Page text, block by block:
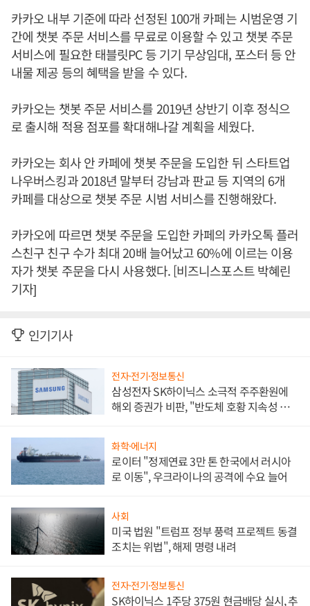
카카오 내부 기준에 따라 선정된 100개 카페는 시범운영 기
간에 챗봇 주문 서비스를 무료로 이용할 수 있고 챗봇 주문
서비스에 필요한 태블릿PC 등 기기 무상임대, 포스터 등 안
내물 제공 등의 혜택을 받을 수 있다.
카카오는 챗봇 주문 서비스를 2019년 상반기 이후 정식으
로 출시해 적용 점포를 확대해나갈 계획을 세웠다.
카카오는 회사 안 카페에 챗봇 주문을 도입한 뒤 스타트업
나우버스킹과 2018년 말부터 강남과 판교 등 지역의 6개
카페를 대상으로 챗봇 주문 시범 서비스를 진행해왔다.
카카오에 따르면 챗봇 주문을 도입한 카페의 카카오톡 플러
스친구 친구 수가 최대 20배 늘어났고 60%에 이르는 이용
자가 챗봇 주문을 다시 사용했다. [비즈니스포스트 박혜린
기자]
인기기사
전자·전기·정보통신
삼성전자 SK하이닉스 소극적 주주환원에
해외 증권가 비판, "반도체 호황 지속성 의
화학·에너지
로이터 "정제연료 3만 톤 한국에서 러시아
로 이동", 우크라이나의 공격에 수요 늘어
사회
미국 법원 "트럼프 정부 풍력 프로젝트 동결
조치는 위법", 해제 명령 내려
전자·전기·정보통신
SK하이닉스 1주당 375원 현금배당 실시, 추